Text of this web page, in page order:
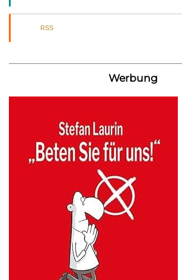
RSS
Werbung